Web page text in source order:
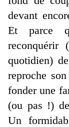
devant
Et parce
reconquérir
quotidien)
reproche
fonder une
(ou pas !)
Un